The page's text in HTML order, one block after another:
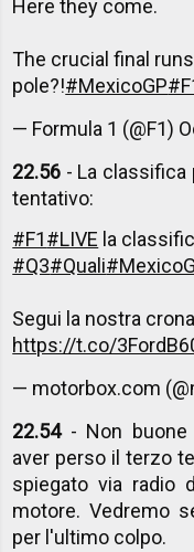
Here they come.
The crucial final
pole?!#MexicoGP
— Formula 1 (@F1)
22.56 - La classifica
tentativo:
#F1#LIVE la
#Q3#Quali
Segui la nostra
https://t.co/
— motorbox.com
22.54 - Non
aver perso il terzo
spiegato via radio
motore. Vedremo
per l'ultimo colpo.